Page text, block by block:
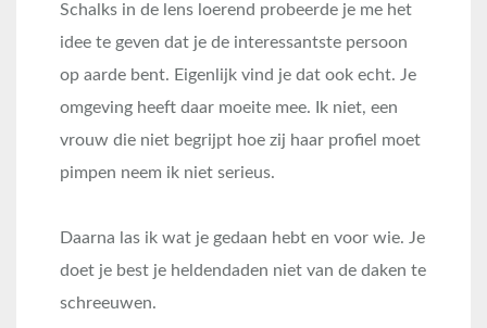
Schalks in de lens loerend probeerde je me het
idee te geven dat je de interessantste persoon
op aarde bent. Eigenlijk vind je dat ook echt. Je
omgeving heeft daar moeite mee. Ik niet, een
vrouw die niet begrijpt hoe zij haar profiel moet
pimpen neem ik niet serieus.
Daarna las ik wat je gedaan hebt en voor wie. Je
doet je best je heldendaden niet van de daken te
schreeuwen.